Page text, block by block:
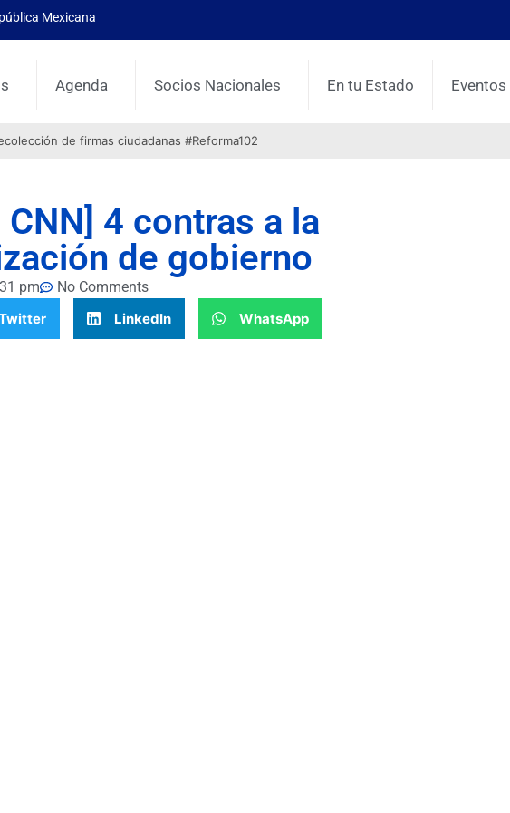
Mexicana
Agenda Socios Nacionales En tu Estado Eventos
de firmas ciudadanas #Reforma102
CNN] 4 contras a la
de gobierno
pm
No Comments
LinkedIn WhatsApp